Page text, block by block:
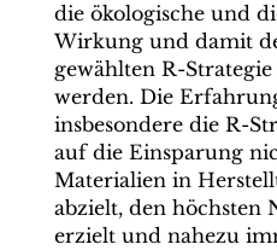
die ökologische und
Wirkung und damit
gewählten R-
werden. Die
insbesondere die R-
auf die Einsparung
Materialien in
abzielt, den höchsten
erzielt und nahezu